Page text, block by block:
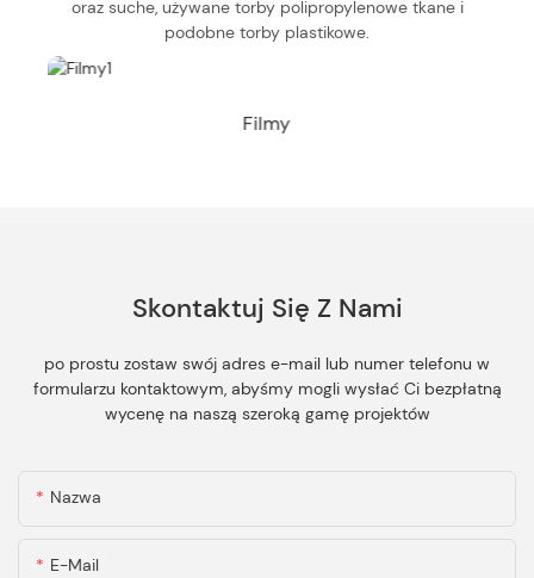
oraz suche, używane torby polipropylenowe tkane i
podobne torby plastikowe.
Filmy
Skontaktuj Się Z Nami
po prostu zostaw swój adres e-mail lub numer telefonu w
formularzu kontaktowym, abyśmy mogli wysłać Ci bezpłatną
wycenę na naszą szeroką gamę projektów
Nazwa
E-Mail